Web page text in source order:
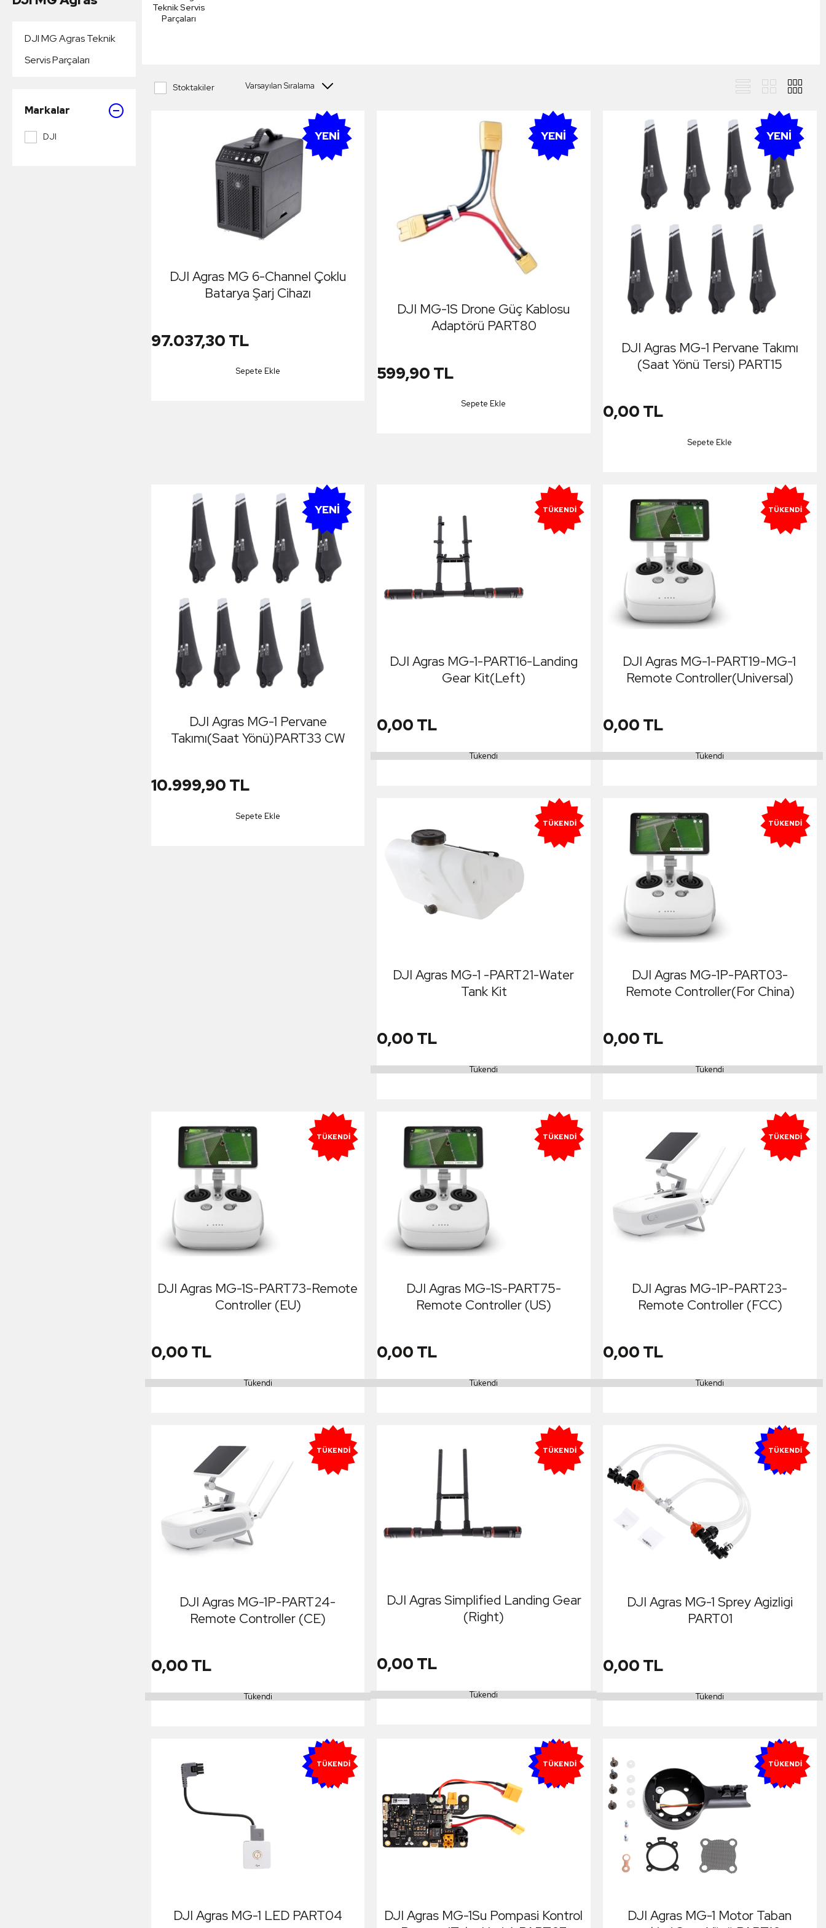
DJI MG Agras Teknik
Servis Parçaları
Markalar
DJI
Teknik Servis
Parçaları
Stoktakiler
YENI
DJI Agras MG 6-Channel Çoklu
Batarya Şarj Cihazı
97.037,30 TL
Sepete Ekle
YENI
DJI MG-1S Drone Güç Kablosu
Adaptörü PART80
599,90 TL
Sepete Ekle
YENI
DJI Agras MG-1 Pervane Takımı
(Saat Yönü Tersi) PART15
0,00 TL
Sepete Ekle
YENI
DJI Agras MG-1 Pervane
Takımı(Saat Yönü)PART33 CW
10.999,90 TL
Sepete Ekle
TÜKENDI
DJI Agras MG-1-PART16-Landing
Gear Kit(Left)
0,00 TL
Tükendi
TÜKENDI
DJI Agras MG-1-PART19-MG-1
Remote Controller(Universal)
0,00 TL
Tükendi
TÜKENDI
DJI Agras MG-1 -PART21-Water
Tank Kit
0,00 TL
Tükendi
TÜKENDI
DJI Agras MG-1P-PART03-
Remote Controller(For China)
0,00 TL
Tükendi
TÜKENDI
DJI Agras MG-1S-PART73-Remote
Controller (EU)
0,00 TL
Tükendi
TÜKENDI
DJI Agras MG-1S-PART75-
Remote Controller (US)
0,00 TL
Tükendi
TÜKENDI
DJI Agras MG-1P-PART23-
Remote Controller (FCC)
0,00 TL
Tükendi
TÜKENDI
DJI Agras MG-1P-PART24-
Remote Controller (CE)
0,00 TL
Tükendi
TÜKENDI
DJI Agras Simplified Landing Gear
(Right)
0,00 TL
Tükendi
YENI
TÜKENDI
DJI Agras MG-1 Sprey Agizligi
PART01
0,00 TL
Tükendi
YENI
TÜKENDI
DJI Agras MG-1 LED PART04
YENI
TÜKENDI
DJI Agras MG-1Su Pompasi Kontrol
YENI
TÜKENDI
DJI Agras MG-1 Motor Taban